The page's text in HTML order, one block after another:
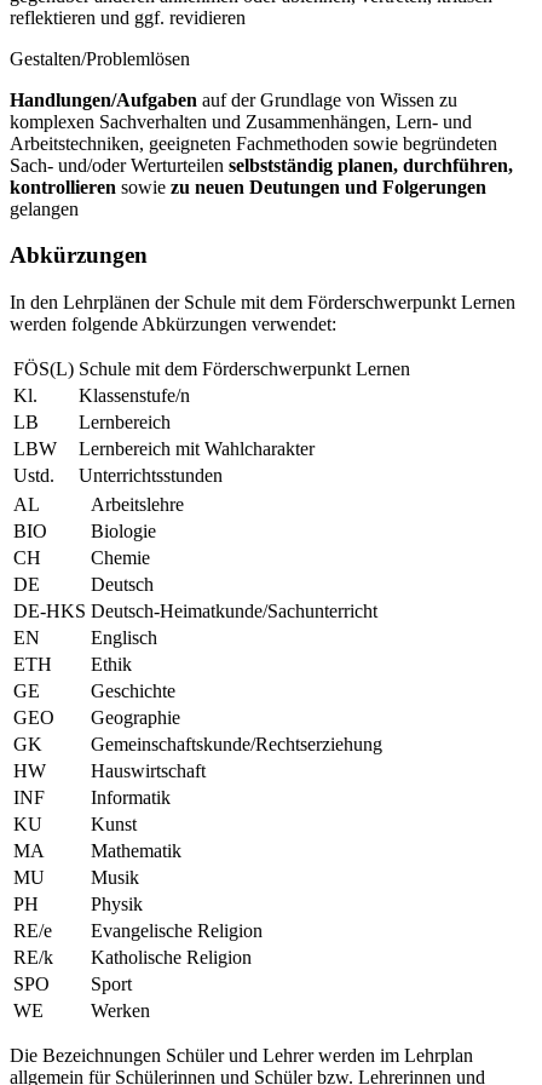
reflektieren und ggf. revidieren
Gestalten/Problemlösen
Handlungen/Aufgaben auf der Grundlage von Wissen zu
komplexen Sachverhalten und Zusammenhängen, Lern- und
Arbeitstechniken, geeigneten Fachmethoden sowie begründeten
Sach- und/oder Werturteilen selbstständig planen, durchführen,
kontrollieren sowie zu neuen Deutungen und Folgerungen
gelangen
Abkürzungen
In den Lehrplänen der Schule mit dem Förderschwerpunkt Lernen
werden folgende Abkürzungen verwendet:
FÖS(L) Schule mit dem Förderschwerpunkt Lernen
Kl.
Klassenstufe/n
LB
Lernbereich
LBW
Lernbereich mit Wahlcharakter
Ustd.
Unterrichtsstunden
AL
Arbeitslehre
BIO
Biologie
CH
Chemie
DE
Deutsch
DE-HKS Deutsch-Heimatkunde/Sachunterricht
EN
Englisch
ETH
Ethik
GE
Geschichte
GEO
Geographie
GK
Gemeinschaftskunde/Rechtserziehung
HW
Hauswirtschaft
INF
Informatik
KU
Kunst
MA
Mathematik
MU
Musik
PH
Physik
RE/e
Evangelische Religion
RE/k
Katholische Religion
SPO
Sport
WE
Werken
Die Bezeichnungen Schüler und Lehrer werden im Lehrplan
allgemein für Schülerinnen und Schüler bzw. Lehrerinnen und